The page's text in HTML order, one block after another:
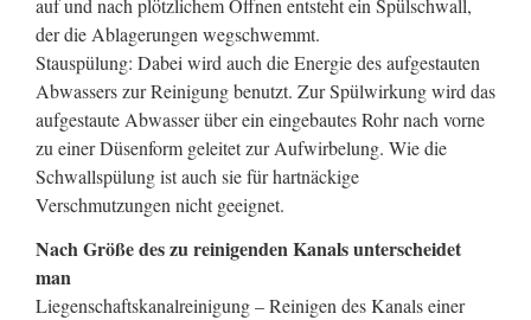
auf und nach plötzlichem Öffnen entsteht ein Spülschwall,
der die Ablagerungen wegschwemmt.
Stauspülung: Dabei wird auch die Energie des aufgestauten
Abwassers zur Reinigung benutzt. Zur Spülwirkung wird das
aufgestaute Abwasser über ein eingebautes Rohr nach vorne
zu einer Düsenform geleitet zur Aufwirbelung. Wie die
Schwallspülung ist auch sie für hartnäckige
Verschmutzungen nicht geeignet.
Nach Größe des zu reinigenden Kanals unterscheidet
man
Liegenschaftskanalreinigung – Reinigen des Kanals einer